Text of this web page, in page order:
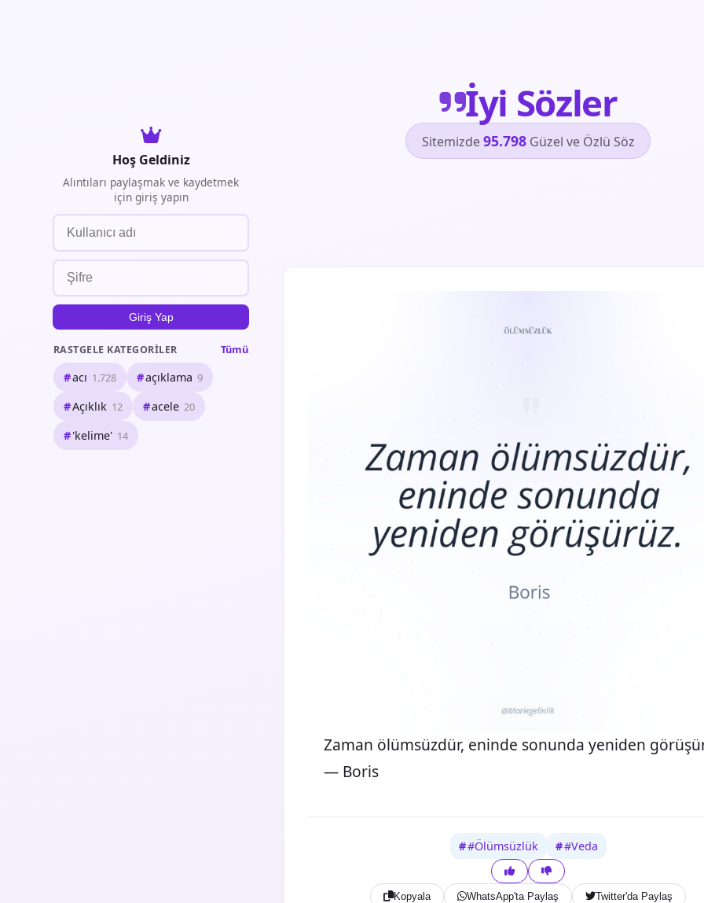
İyi Sözler
Sitemizde95.798Güzel ve Özlü Söz
Hoş Geldiniz
Alıntıları paylaşmak ve kaydetmek
için giriş yapın
Giriş Yap
RASTGELE KATEGORILER Tümü
acı 1.728 açıklama 9
Açıklık 12 acele 20
'kelime' 14
Zaman ölümsüzdür, eninde sonunda yeniden
— Boris
#Ölümsüzlük #Veda
Kopyala WhatsApp'ta Paylaş Twitter'da Paylaş